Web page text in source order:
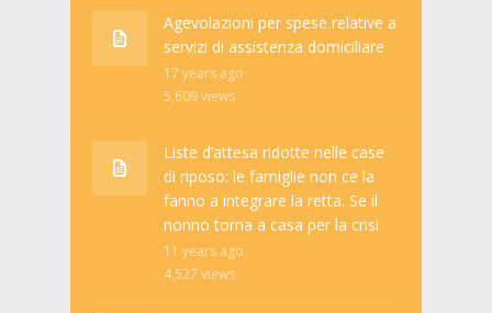
Agevolazioni per spese relative a
servizi di assistenza domiciliare
17 years ago
5,609views
Liste d’attesa ridotte nelle case
di riposo: le famiglie non ce la
fanno a integrare la retta. Se il
nonno torna a casa per la crisi
11 years ago
4,527 views